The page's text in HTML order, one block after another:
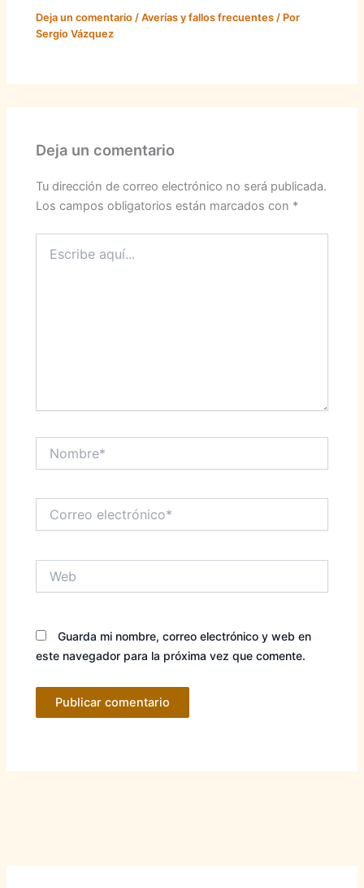
Deja un comentario /Averías y fallos frecuentes / Por
Sergio Vázquez
Deja un comentario
Tu dirección de correo electrónico no será publicada.
Los campos obligatorios están marcados con *
aquí...
electrónico*
Guarda mi nombre, correo electrónico y web en
este navegador para la próxima vez que comente.